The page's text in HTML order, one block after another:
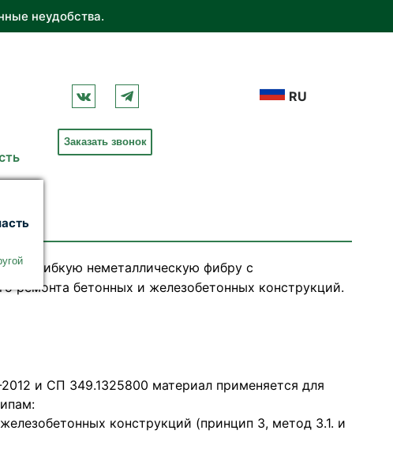
неудобства.
Заказать звонок
RU
гибкую неметаллическую фибру с
ремонта бетонных и железобетонных конструкций.
и СП 349.1325800 материал применяется для
конструкций (принцип 3, метод 3.1. и